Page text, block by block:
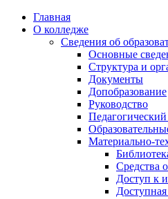
Перейти
содержимому
Главная
О колледже
Сведения об
Основные
Структура и
Документы
Допобразование
Руководство
Педагогический
Материально-
Средства
Доступ к
Доступная